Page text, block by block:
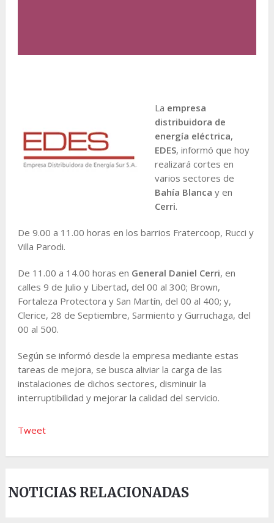
La empresa
distribuidora de
energía eléctrica,
EDES, informó que hoy
realizará cortes en
varios sectores de
Bahía Blanca y en
Cerri.
De 9.00 a 11.00 horas en los barrios Fratercoop, Rucci y
Villa Parodi.
De 11.00 a 14.00 horas en General Daniel Cerri, en
calles 9 de Julio y Libertad, del 00 al 300; Brown,
Fortaleza Protectora y San Martín, del 00 al 400; y,
Clerice, 28 de Septiembre, Sarmiento y Gurruchaga, del
00 al 500.
Según se informó desde la empresa mediante estas
tareas de mejora, se busca aliviar la carga de las
instalaciones de dichos sectores, disminuir la
interruptibilidad y mejorar la calidad del servicio.
Tweet
NOTICIAS RELACIONADAS